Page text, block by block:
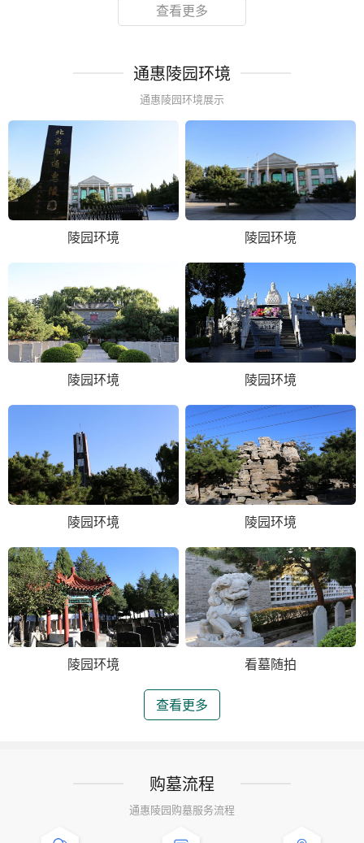
查看更多
通惠陵园环境
通惠陵园环境展示
陵园环境 陵园环境
陵园环境 陵园环境
陵园环境 陵园环境
陵园环境 看墓随拍
查看更多
购墓流程
通惠陵园购墓服务流程